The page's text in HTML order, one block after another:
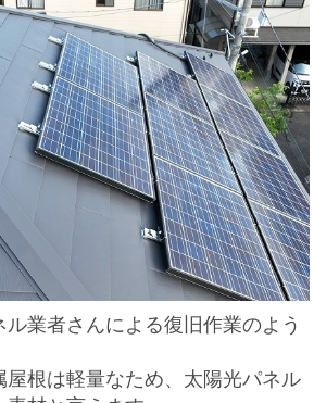
業者さんによる復旧作業のよう
屋根は軽量なため、太陽光パネル